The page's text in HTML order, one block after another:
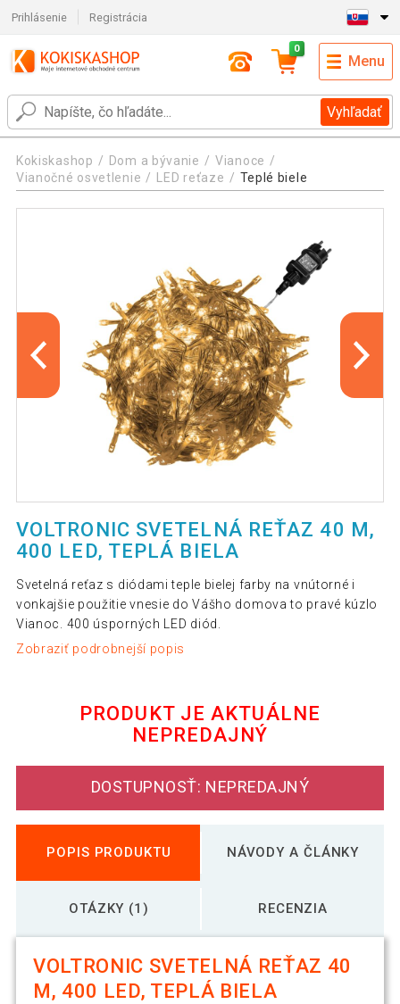
Prihlásenie Registrácia
Vyhľadať
0
Menu
Kokiskashop Dom a bývanie
Vianoce
Vianočné osvetlenie
LED reťaze Teplé biele
VOLTRONIC SVETELNÁ REŤAZ 40 M,
400 LED, TEPLÁ BIELA
Svetelná reťaz s diódami teple bielej farby na vnútorné i
vonkajšie použitie vnesie do Vášho domova to pravé kúzlo
Vianoc. 400 úsporných LED diód.
Zobraziť podrobnejší popis
PRODUKT JE AKTUÁLNE
NEPREDAJNÝ
DOSTUPNOSŤ: NEPREDAJNÝ
POPIS PRODUKTU NÁVODY A ČLÁNKY
OTÁZKY (1) RECENZIA
VOLTRONIC SVETELNÁ REŤAZ 40
M, 400 LED, TEPLÁ BIELA